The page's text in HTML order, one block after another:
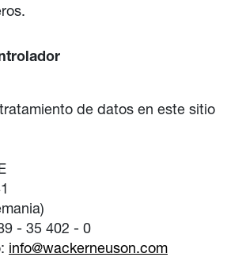
de datos en este sitio
- 35 402 - 0
info@wackerneuson.com